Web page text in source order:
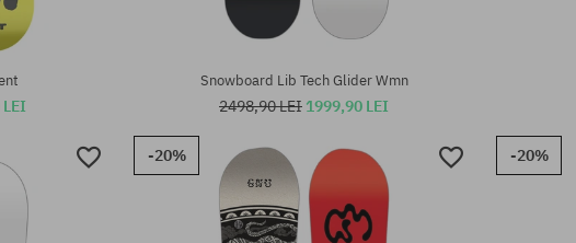
Mărimi existente:
Snowboard Lib Tech Glider Wmn
2498,90 LEI 1999,90 LEI
-20% -20%